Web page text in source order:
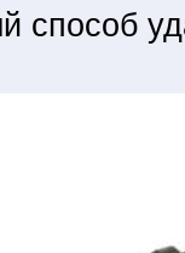
способ